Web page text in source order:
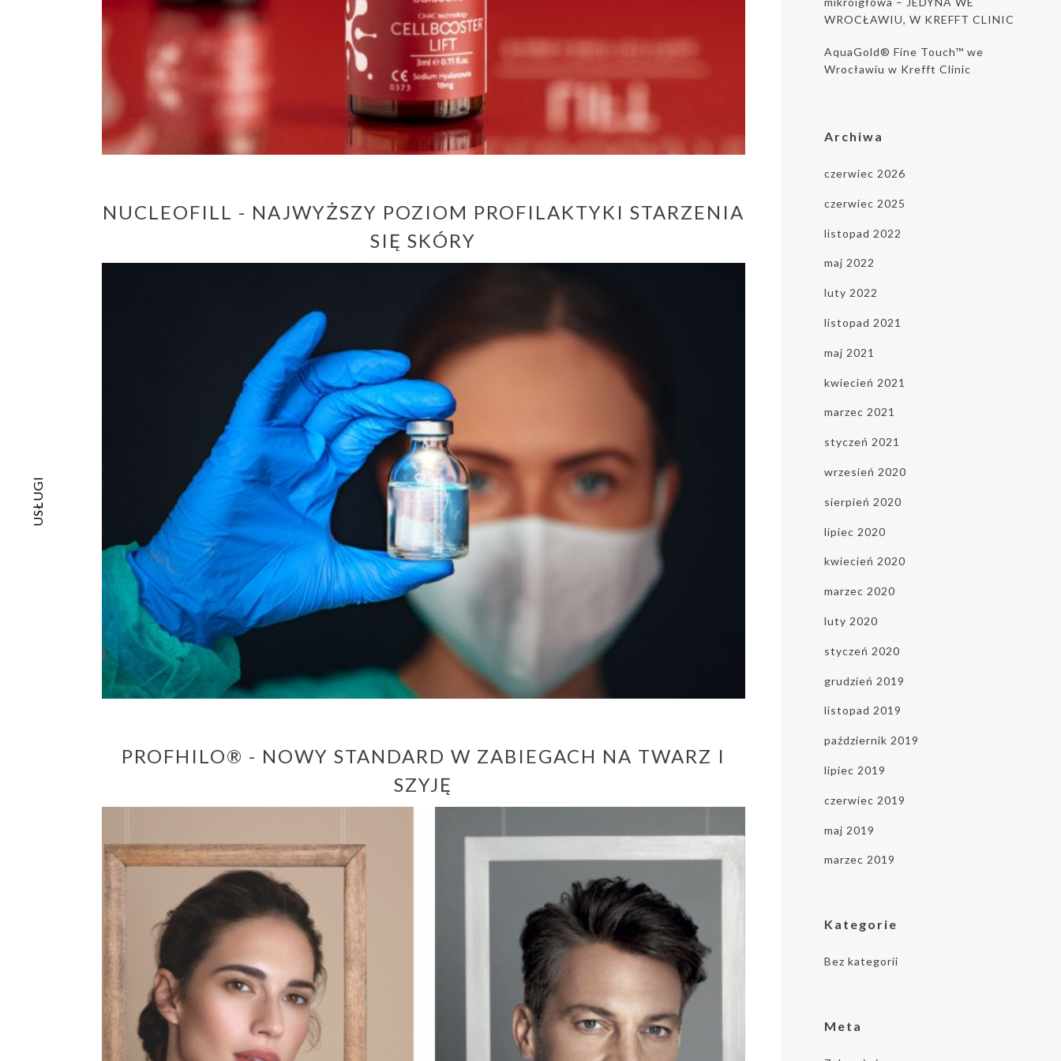
USŁUGI
NUCLEOFILL - NAJWYŻSZY POZIOM PROFILAKTYKI STARZENIA
SIĘ SKÓRY
PROFHILO® - NOWY STANDARD W ZABIEGACH NA TWARZ I
SZYJĘ
WROCŁAWIU, W KREFFT CLINIC
AquaGold® Fine Touch™ we
Wrocławiu w Krefft Clinic
Archiwa
czerwiec 2026
czerwiec 2025
listopad 2022
maj 2022
luty 2022
listopad 2021
maj 2021
kwiecień 2021
marzec 2021
styczeń 2021
wrzesień 2020
sierpień 2020
lipiec 2020
kwiecień 2020
marzec 2020
luty 2020
styczeń 2020
grudzień 2019
listopad 2019
październik 2019
lipiec 2019
czerwiec 2019
maj 2019
marzec 2019
Kategorie
Bez kategorii
Meta
Zgadzam się na kontakt ze mną za pomocą środków
komunikacji takich jak e-mail i telefon oraz zapoznałem się z
informacją o administratorze i przetwarzaniu danych, zwartą w
Zapisując się do newslettera zgadzasz się z naszą
. Pamiętaj, że zawsze będziesz mogła/mógł
edytować swoje dane lub wypisać się z newslettera. Treści
reklamowe wysyłamy rzadko. Prezentowana oferta jest zawsze
atrakcyjna cenowo lub zawiera ciekawe informacje o zabiegach